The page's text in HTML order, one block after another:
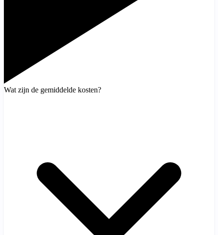
Wat zijn de gemiddelde kosten?